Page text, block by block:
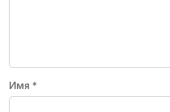
Имя *